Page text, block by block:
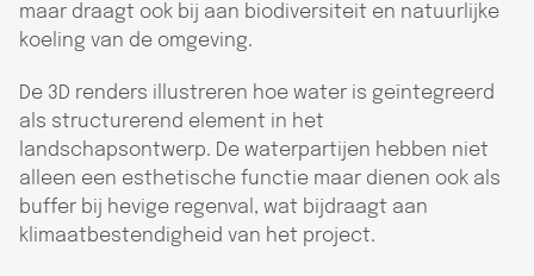
maar draagt ook bij aan biodiversiteit en natuurlijke
koeling van de omgeving.
De 3D renders illustreren hoe water is geïntegreerd
als structurerend element in het
landschapsontwerp. De waterpartijen hebben niet
alleen een esthetische functie maar dienen ook als
buffer bij hevige regenval, wat bijdraagt aan
klimaatbestendigheid van het project.